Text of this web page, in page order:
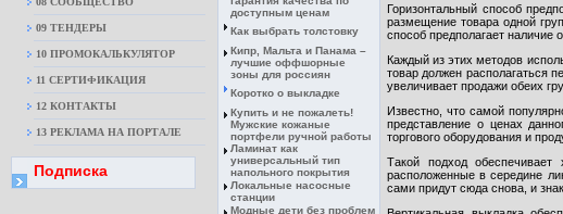
09 ТЕНДЕРЫ
10 ПРОМОКАЛЬКУЛЯТОР
11 СЕРТИФИКАЦИЯ
12 КОНТАКТЫ
13 РЕКЛАМА НА ПОРТАЛЕ
Подписка
доступным ценам
Как выбрать толстовку
Кипр, Мальта и Панама –
лучшие оффшорные
зоны для россиян
Коротко о выкладке
Купить и не пожалеть!
Мужские кожаные
портфели ручной работы
Ламинат как
универсальный тип
напольного покрытия
Локальные насосные
станции
Модные дети без проблем
Горизонтальный способ
размещение товара одной
способ предполагает наличие
Каждый из этих методов
товар должен располагаться
увеличивает продажи обеих
Известно, что самой
представление о ценах
торгового оборудования и
Такой подход
расположенные в середине
сами придут сюда снова, и